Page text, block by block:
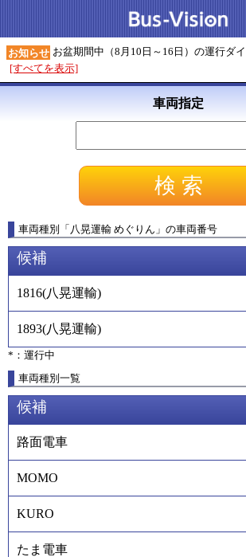
お知らせ お盆期間中（8月10日～16日）の運行ダ
[すべてを表示]
車両指定
車両種別 「 八晃運輸 めぐりん 」 の車両番号
候補
1816(八晃運輸)
1893(八晃運輸)
*：運行中
車両種別一覧
候補
路面電車
MOMO
KURO
たま電車